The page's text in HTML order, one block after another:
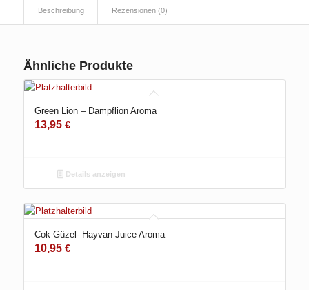
Beschreibung Rezensionen (0)
Ähnliche Produkte
Green Lion – Dampflion Aroma
13,95 €
Details anzeigen
Cok Güzel- Hayvan Juice Aroma
10,95 €